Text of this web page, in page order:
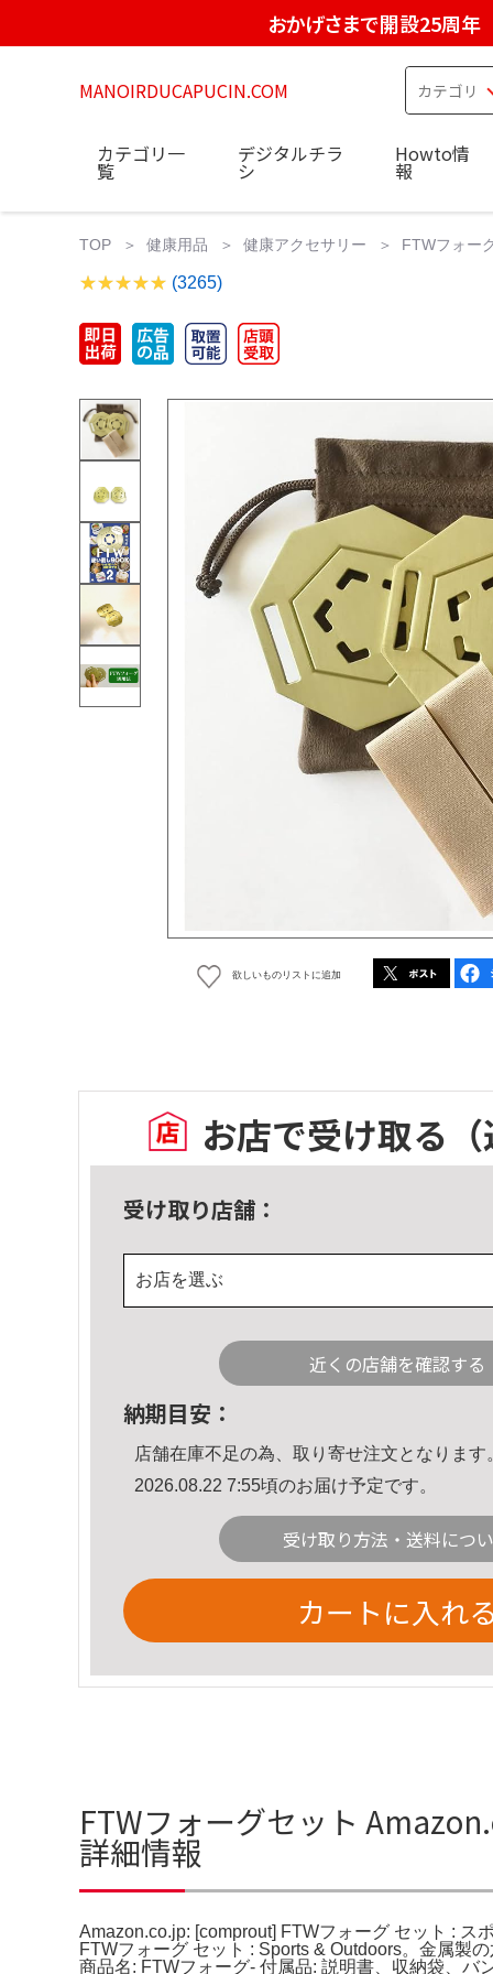
おかげさまで開設25周年
MANOIRDUCAPUCIN.COM
カテゴリ一
覧
デジタルチラ
シ
Howto情
報
TOP 健康用品 健康アクセサリー FTWフォー
(3265)
欲しいものリストに追加
お店で受け取る
受け取り店舗：
お店を選ぶ
近くの店舗を確認する
納期目安：
店舗在庫不足の為、取り寄せ注文となります
2026.08.22 7:55頃のお届け予定です。
受け取り方法・送料につ
カートに入れ
FTWフォーグセット
詳細情報
Amazon.co.jp: [comprout] FTWフォーグ セット : ス
FTWフォーグ セット : Sports & Outdoors。金属製
商品名: FTWフォーグ- 付属品: 説明書、収納袋、